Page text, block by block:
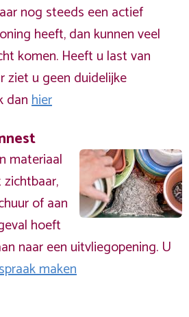
nog steeds een actief
heeft, dan kunnen veel
komen. Heeft u last van
ziet u geen duidelijke
danhier
materiaal
of aan
hoeft
naar een uitvliegopening. U
maken